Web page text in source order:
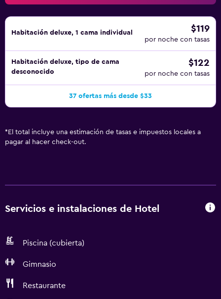
Habitación deluxe, 1 cama individual $119
por noche con tasas
Habitación deluxe, tipo de cama
desconocido
$122
por noche con tasas
37 ofertas más desde $33
* El total incluye una estimación de tasas e impuestos locales a
pagar al hacer check-out.
Servicios e instalaciones de Hotel
Piscina (cubierta)
Gimnasio
Restaurante